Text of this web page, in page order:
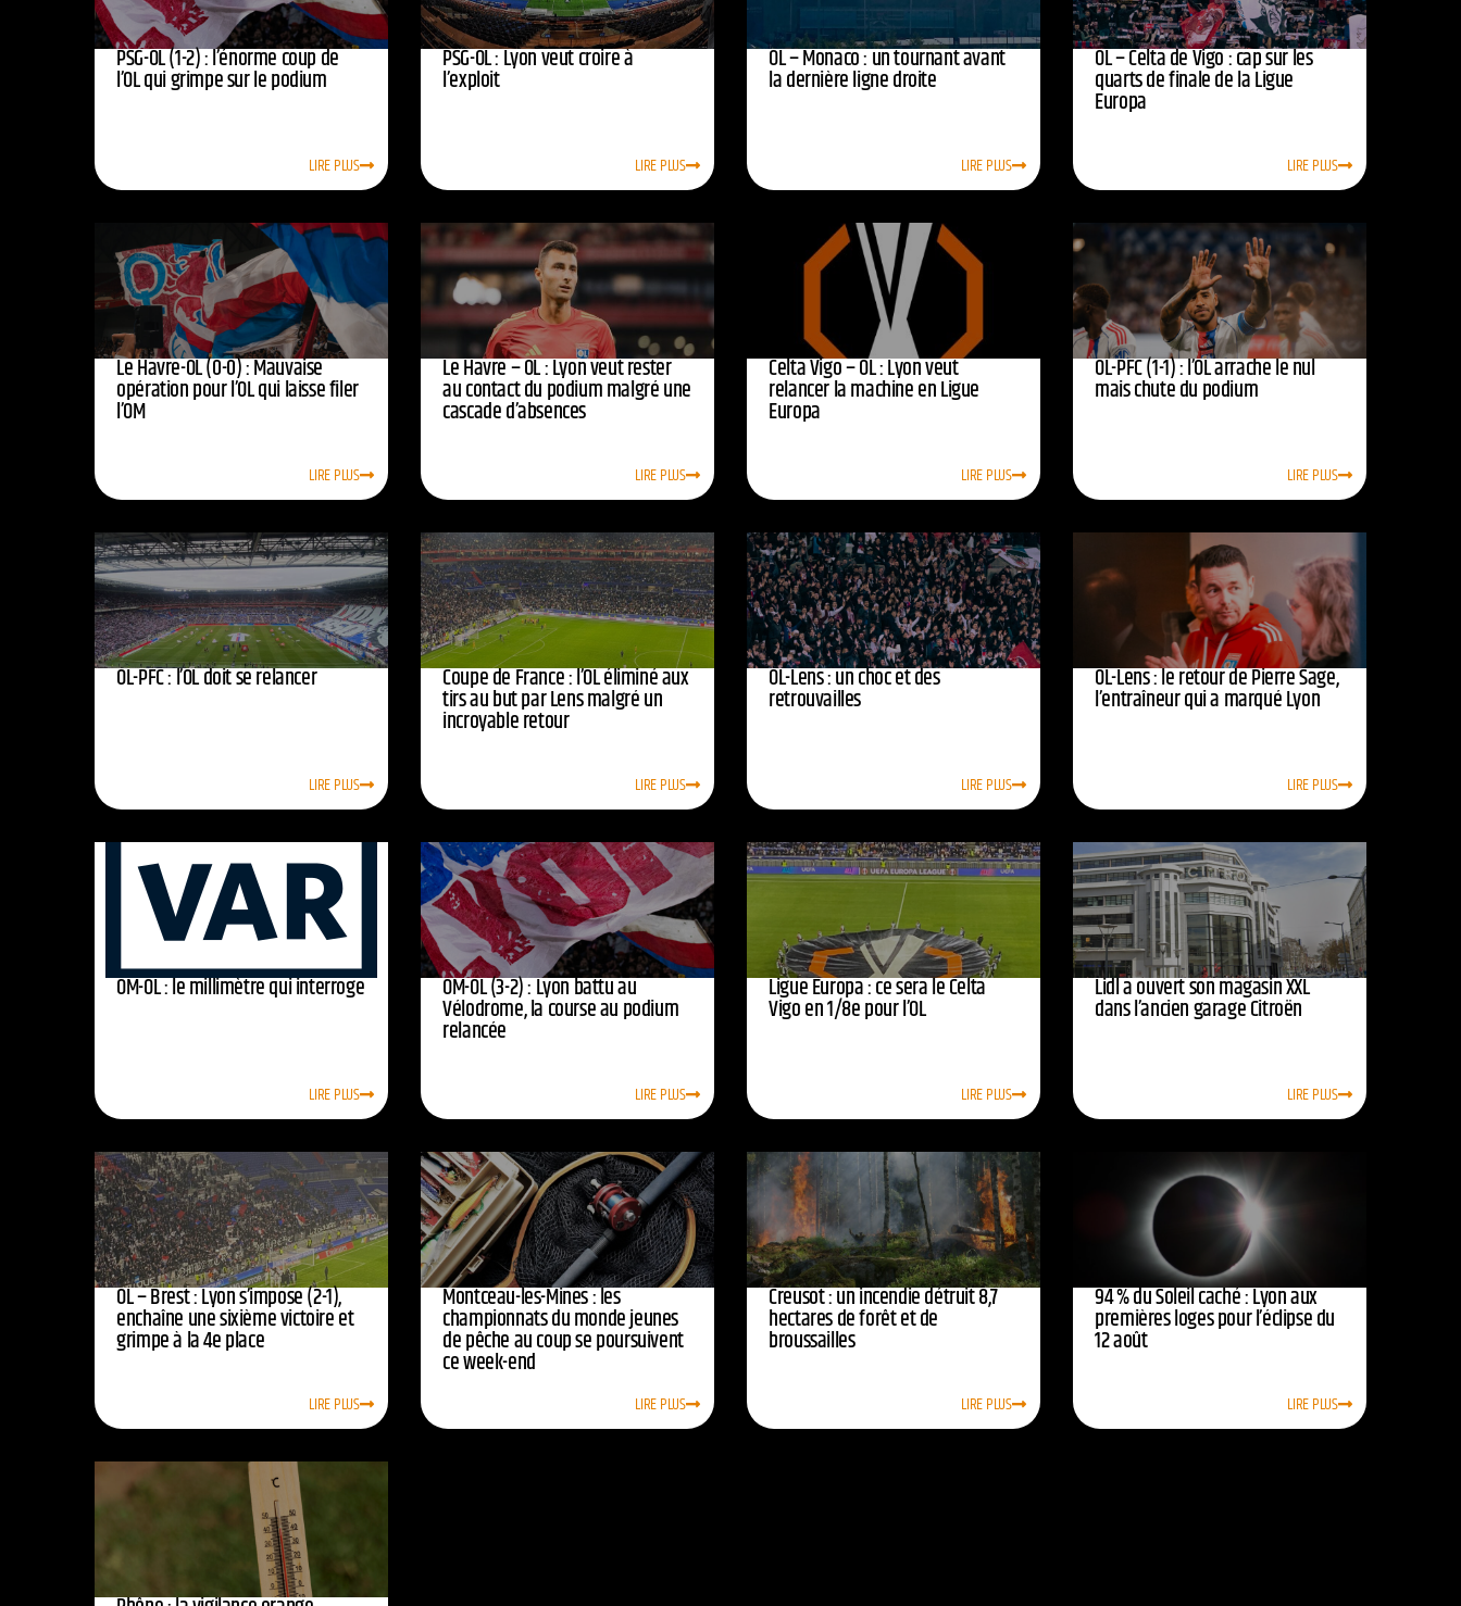
PSG-OL (1-2) : l’énorme coup de
l’OL qui grimpe sur le podium
LIRE PLUS
PSG-OL : Lyon veut croire à
l’exploit
LIRE PLUS
OL – Monaco : un tournant avant
la dernière ligne droite
LIRE PLUS
OL – Celta de Vigo : cap sur les
quarts de finale de la Ligue
Europa
LIRE PLUS
Le Havre-OL (0-0) : Mauvaise
opération pour l’OL qui laisse filer
l’OM
LIRE PLUS
Le Havre – OL : Lyon veut rester
au contact du podium malgré une
cascade d’absences
LIRE PLUS
Celta Vigo – OL : Lyon veut
relancer la machine en Ligue
Europa
LIRE PLUS
OL-PFC (1-1) : l’OL arrache le nul
mais chute du podium
LIRE PLUS
OL-PFC : l’OL doit se relancer
LIRE PLUS
Coupe de France : l’OL éliminé aux
tirs au but par Lens malgré un
incroyable retour
LIRE PLUS
OL-Lens : un choc et des
retrouvailles
LIRE PLUS
OL-Lens : le retour de Pierre Sage,
l’entraîneur qui a marqué Lyon
LIRE PLUS
OM-OL : le millimètre qui interroge
LIRE PLUS
OM-OL (3-2) : Lyon battu au
Vélodrome, la course au podium
relancée
LIRE PLUS
Ligue Europa : ce sera le Celta
Vigo en 1/8e pour l’OL
LIRE PLUS
Lidl a ouvert son magasin XXL
dans l’ancien garage Citroën
LIRE PLUS
OL – Brest : Lyon s’impose (2-1),
enchaîne une sixième victoire et
grimpe à la 4e place
LIRE PLUS
Montceau-les-Mines : les
championnats du monde jeunes
de pêche au coup se poursuivent
ce week-end
LIRE PLUS
Creusot : un incendie détruit 8,7
hectares de forêt et de
broussailles
LIRE PLUS
94 % du Soleil caché : Lyon aux
premières loges pour l’éclipse du
12 août
LIRE PLUS